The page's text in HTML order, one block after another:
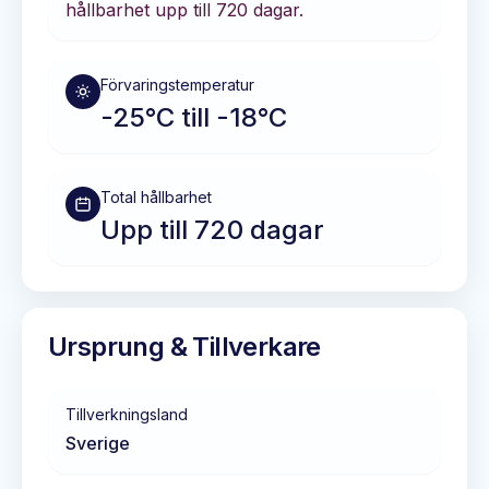
hållbarhet upp till 720 dagar.
Förvaringstemperatur
-25°C till -18°C
Total hållbarhet
Upp till 720 dagar
Ursprung & Tillverkare
Tillverkningsland
Sverige